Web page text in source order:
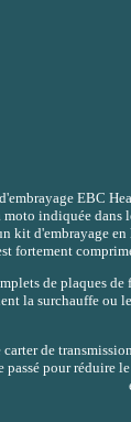
EBC
moto indiquée dans
kit d'embrayage
fortement
de plaques
la surchauffe ou
de
passé pour réduire